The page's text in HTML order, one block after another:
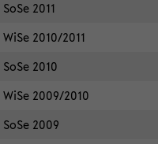
SoSe 2011
WiSe 2010/2011
SoSe 2010
WiSe 2009/2010
SoSe 2009